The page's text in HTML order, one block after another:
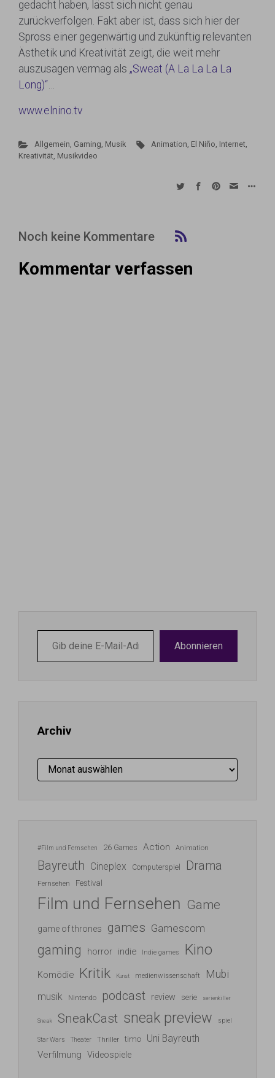
gedacht haben, lässt sich nicht genau
zurückverfolgen. Fakt aber ist, dass sich hier der
Spross einer gegenwärtig und zukünftig relevanten
Ästhetik und Kreativität zeigt, die weit mehr
auszusagen vermag als „Sweat (A La La La La
Long)“…
www.elnino.tv
Allgemein, Gaming, Musik Animation, El Niño, Internet,
Kreativität, Musikvideo
Noch keine Kommentare
Kommentar verfassen
deine
E-
Abonnieren
Archiv
Archiv
#Film und Fernsehen 26 Games Action Animation
Bayreuth Cineplex Computerspiel Drama
Fernsehen Festival
Film und Fernsehen Game
game of thrones games Gamescom
gaming horror indie Indie games Kino
Komödie Kritik Kunst medienwissenschaft Mubi
musik Nintendo podcast review serie serienkiller
Sneak SneakCast sneak preview spiel
Star Wars Theater Thriller timo Uni Bayreuth
Verfilmung Videospiele